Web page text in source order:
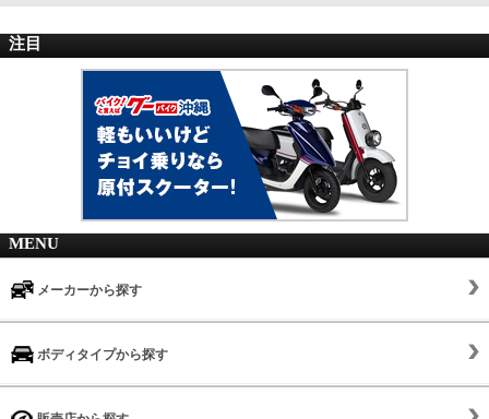
注目
MENU
メーカーから探す
ボディタイプから探す